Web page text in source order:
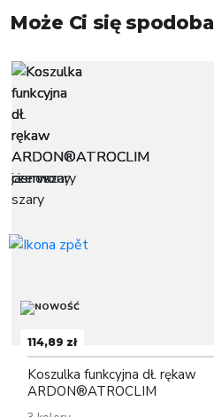
Może Ci się spodoba
114,89 zł
Koszulka funkcyjna dł. rękaw
ARDON®ATROCLIM